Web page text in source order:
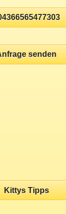
senden
Kittys Tipps